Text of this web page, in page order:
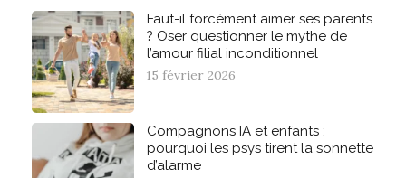
Faut-il forcément aimer ses parents
? Oser questionner le mythe de
l’amour filial inconditionnel
15 février 2026
Compagnons IA et enfants :
pourquoi les psys tirent la sonnette
d’alarme